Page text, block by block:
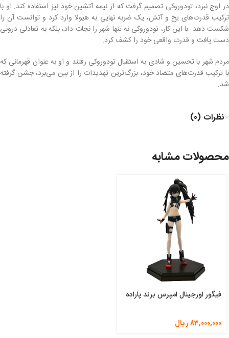
در اوج نبرد، تودوروکی تصمیم گرفت که از نیمه آتشین خود نیز استفاده کند. او با
ترکیب قدرت‌های یخ و آتش، یک ضربه نهایی به هیولا وارد کرد و توانست آن را
شکست دهد. با این کار، تودوروکی نه تنها شهر را نجات داد، بلکه به تعادلی درونی
دست یافت و قدرت واقعی خود را کشف کرد.
مردم شهر با تحسین و شادی به استقبال تودوروکی رفتند و او به عنوان قهرمانی که
با ترکیب قدرت‌های متضاد خود، بزرگ‌ترین تهدیدات را از بین می‌برد، جشن گرفته
شد.
نظرات (0)
محصولات مشابه
فیگور اورجینال امپرس برند پاراده
83,000,000ریال